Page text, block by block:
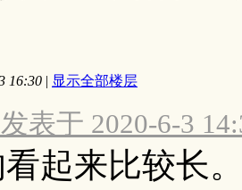
16:30 | 显示全部楼层
表于 2020-6-3
起来比较长